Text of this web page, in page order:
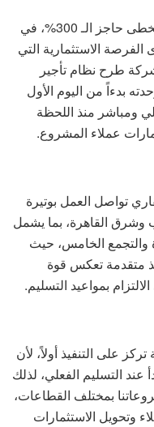
ولفت إلى أن الاستثمار في المشروع تخطى حاجز الـ 300%، في
الاستثمارية التي
طرح نظام تأجير
بدءاً من اليوم الأول
ومباشر منذ اللحظة
عملاء المشروع.
تواصل العمل بوتيرة
القاهرة، بما يشمل
والتجمع الخامس، حيث
متقدمة تعكس قوة
بمواعيد التسليم.
على التنفيذ أولاً، لأن
عند التسليم الفعلي، لذلك
بمختلف القطاعات،
وتحويل الاستثمارات